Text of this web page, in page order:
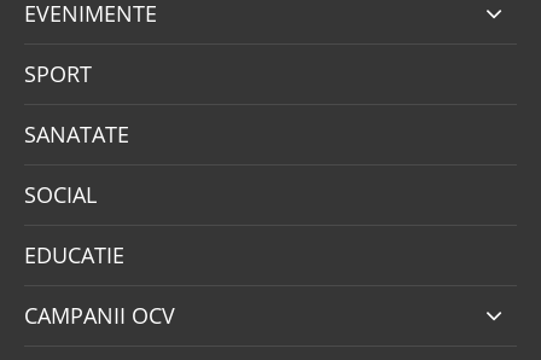
EVENIMENTE
SPORT
SANATATE
SOCIAL
EDUCATIE
CAMPANII OCV